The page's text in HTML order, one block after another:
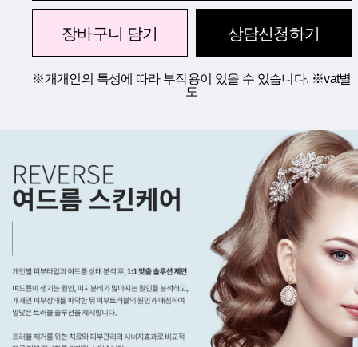
장바구니 담기 상담신청하기
※개개인의 특성에 따라 부작용이 있을 수 있습니다. ※vat별
도